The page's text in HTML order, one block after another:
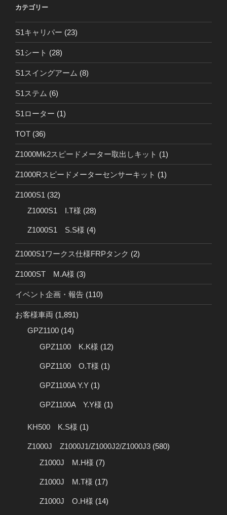
カテゴリー
S1キャリパー (23)
S1シート (28)
S1スイングアーム (8)
S1ステム (6)
S1ローター (1)
TOT (36)
Z1000Mk2スピードメーター取出しキット (1)
Z1000Rスピードメーターセンサーキット (1)
Z1000S1 (32)
Z1000S1 I.T様 (28)
Z1000S1 S.S様 (4)
Z1000S1ワークス仕様FRPタンク (2)
Z1000ST M.A様 (3)
イベント企画・報告 (110)
お客様車両 (1,891)
GPZ1100 (14)
GPZ1100 K.K様 (12)
GPZ1100 O.T様 (1)
GPZ1100A Y.Y (1)
GPZ1100A Y.Y様 (1)
KH500 K.S様 (1)
Z1000J Z1000J1/Z1000J2/Z1000J3 (580)
Z1000J M.H様 (7)
Z1000J M.T様 (17)
Z1000J O.H様 (14)